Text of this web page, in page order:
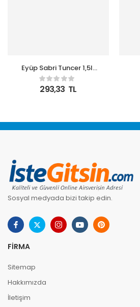
Eyüp Sabri Tuncer 1,5lt
Çeşme Limonu Sıvı
Sabun Doğal
Zeytinyağlı
293,33 TL
Sosyal medyada bizi takip edin.
FIRMA
Sitemap
Hakkımızda
İletişim